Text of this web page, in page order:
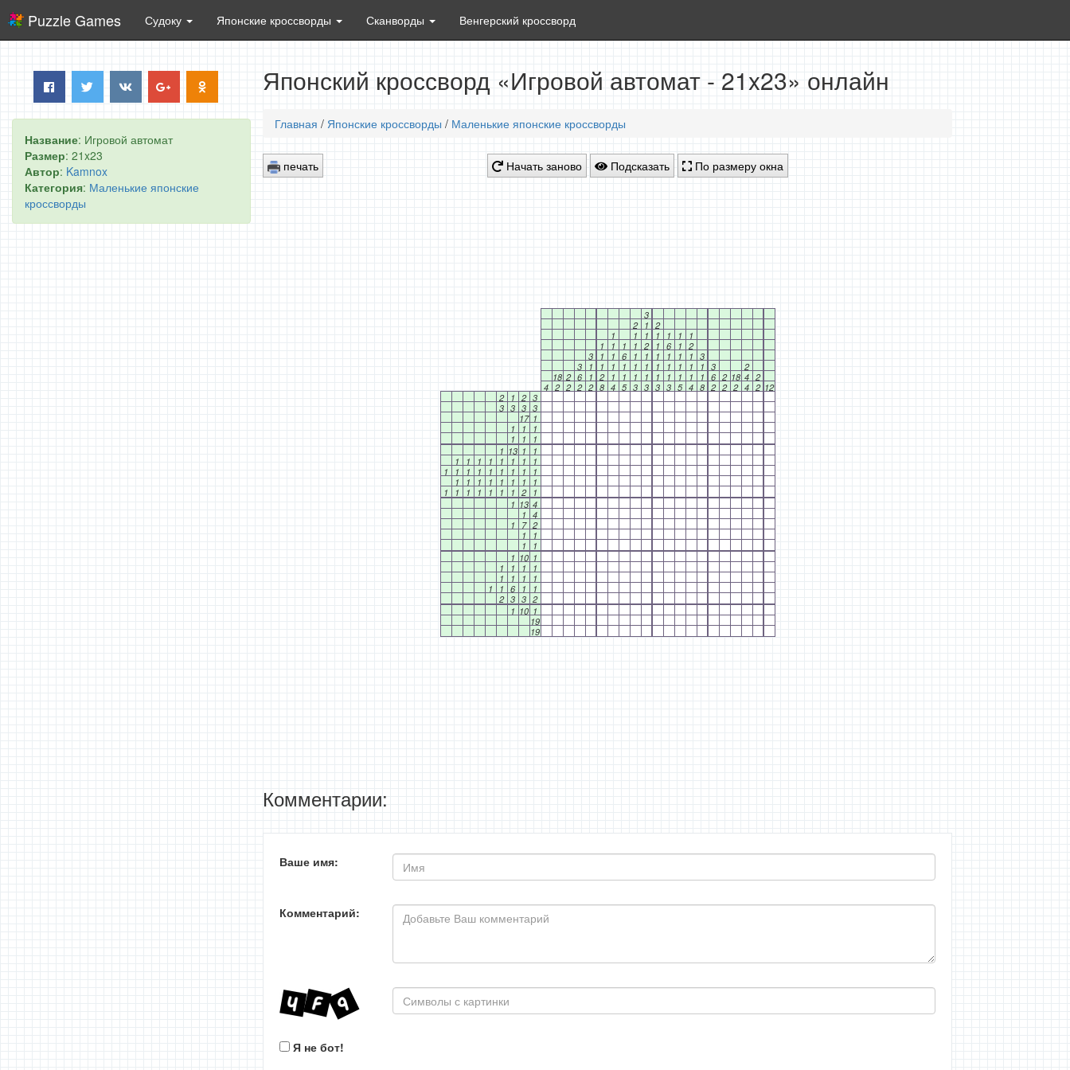
Puzzle Games Судоку Японские кроссворды Сканворды Венгерский кроссворд
Название: Игровой автомат
Размер: 21x23
Автор: Kamnox
Категория: Маленькие японские
кроссворды
Японский кроссворд «Игровой автомат - 21x23» онлайн
Главная / Японские кроссворды / Маленькие японские кроссворды
печать Начать заново Подсказать По размеру окна
3
2
1 2
1
1 1 1 1 1
1
1
1 1 1 2 1 6 1 2
3
1 1 6 1 1 1 1 1 1 3
3
1 1 1 1 1 1 1 1 1 1 1 3
2
18 2 6 1 2 1 1 1 1 1 1 1 1 1 6 2 18 4 2
4 2 2 2 2 8 4 5 3 3 3 3 5 4 8 2 2 2 4 2 12
2
1 2 3
3 3 3 3
17 1
1
1
1
1
1
1
1 13 1
1
1
1 1 1 1 1 1
1
1
1 1 1 1 1 1 1
1
1
1 1 1 1 1 1
1
1
1 1 1 1 1 1 2
1
1 13 4
1 4
1
7 2
1
1
1
1
1 10 1
1
1 1
1
1
1 1
1
1
1 6 1
1
2 3 3 2
1 10 1
19
19
Комментарии:
Ваше имя:
Комментарий:
Я не бот!